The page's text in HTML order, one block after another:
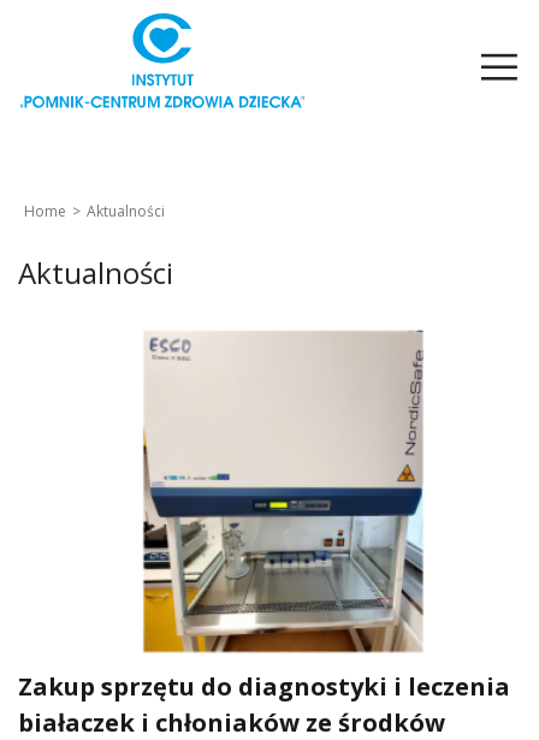
Home Aktualności
Aktualności
Zakup sprzętu do diagnostyki i leczenia
białaczek i chłoniaków ze środków